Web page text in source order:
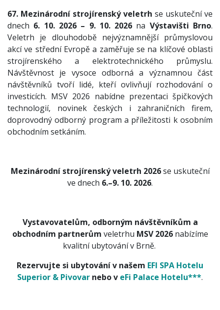
67. Mezinárodní strojírenský veletrh se uskuteční ve
dnech 6. 10. 2026 – 9. 10. 2026 na Výstavišti Brno.
Veletrh je dlouhodobě nejvýznamnější průmyslovou
akcí ve střední Evropě a zaměřuje se na klíčové oblasti
strojírenského a elektrotechnického průmyslu.
Návštěvnost je vysoce odborná a významnou část
návštěvníků tvoří lidé, kteří ovlivňují rozhodování o
investicích. MSV 2026 nabídne prezentaci špičkových
technologií, novinek českých i zahraničních firem,
doprovodný odborný program a příležitosti k osobním
obchodním setkáním.
Mezinárodní strojírenský veletrh 2026se uskuteční
ve dnech 6.–9. 10. 2026.
Vystavovatelům, odborným návštěvníkům a
obchodním partnerům veletrhu MSV 2026 nabízíme
kvalitní ubytování v Brně.
Rezervujte si ubytování v našem EFI SPA Hotelu
Superior & Pivovar nebo v eFi Palace Hotelu***.